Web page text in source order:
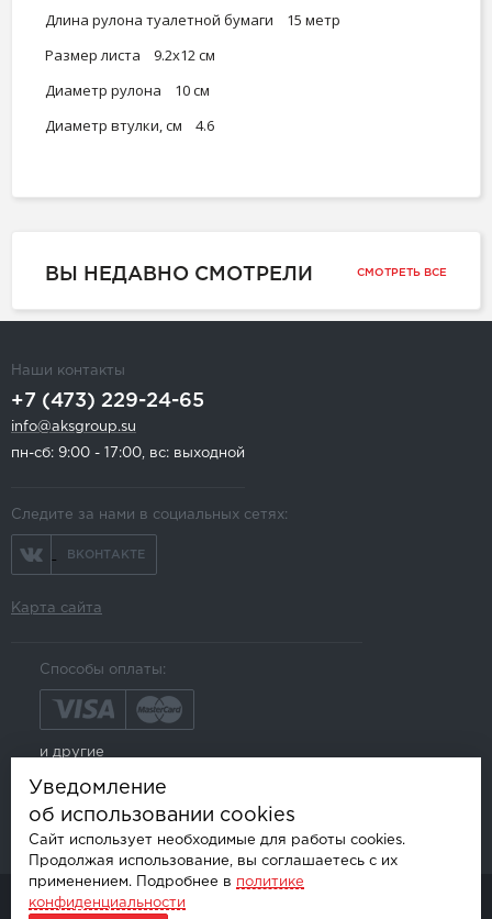
Длина рулона туалетной бумаги 15 метр
Размер листа 9.2x12 см
Диаметр рулона 10 см
Диаметр втулки, см 4.6
ВЫ НЕДАВНО СМОТРЕЛИ СМОТРЕТЬ ВСЕ
Наши контакты
+7 (473) 229-24-65
info@aksgroup.su
пн-сб: 9:00 - 17:00, вс: выходной
Следите за нами в социальных сетях:
ВКОНТАКТЕ
Карта сайта
Способы оплаты:
и другие
© AKSGROUP, 2026.
Уведомление
об использовании cookies
Сайт использует необходимые для работы cookies.
Продолжая использование, вы соглашаетесь с их
применением. Подробнее в политике
конфиденциальности